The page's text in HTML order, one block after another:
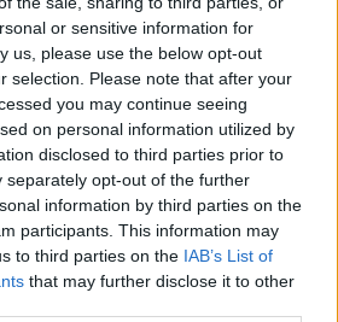
or sensitive information for
us, please use the below opt-out
selection. Please note that after your
you may continue seeing
on personal information utilized by
disclosed to third parties prior to
separately opt-out of the further
information by third parties on the
participants. This information may
to third parties on the IAB’s List of
that may further disclose it to other